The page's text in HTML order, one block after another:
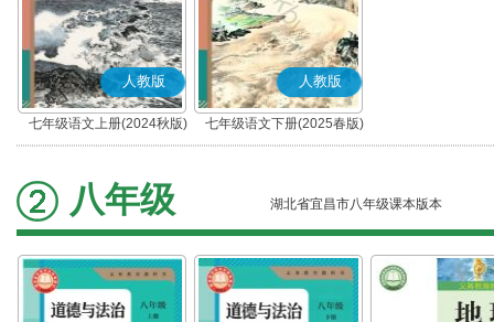
人教版
七年级语文上册(2024秋版)
(部编版)
人教版
七年级语文下册(2025春版)
(部编版)
八年级 湖北省宜昌市八年级课本版本